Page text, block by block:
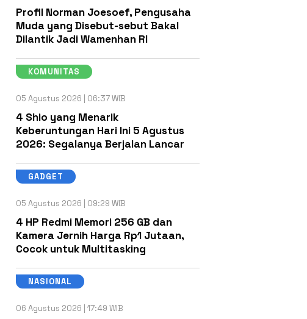
Profil Norman Joesoef, Pengusaha
Muda yang Disebut-sebut Bakal
Dilantik Jadi Wamenhan RI
KOMUNITAS
05 Agustus 2026 | 06:37 WIB
4 Shio yang Menarik
Keberuntungan Hari Ini 5 Agustus
2026: Segalanya Berjalan Lancar
GADGET
05 Agustus 2026 | 09:29 WIB
4 HP Redmi Memori 256 GB dan
Kamera Jernih Harga Rp1 Jutaan,
Cocok untuk Multitasking
NASIONAL
06 Agustus 2026 | 17:49 WIB